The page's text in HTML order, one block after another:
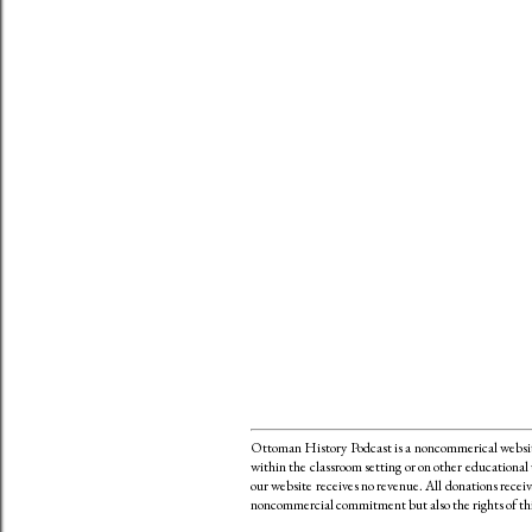
Ottoman History Podcast is a noncommerical
within the classroom setting or on other
our website receives no revenue. All donations
noncommercial commitment but also the rights of